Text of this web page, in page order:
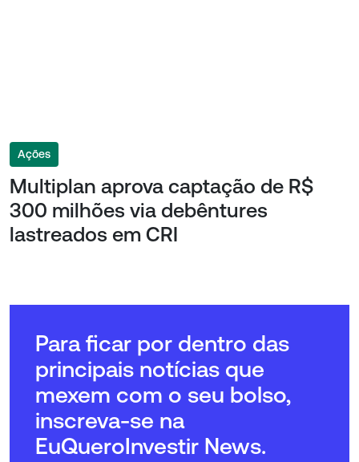
Ações
Multiplan aprova captação de R$
300 milhões via debêntures
lastreados em CRI
Para ficar por dentro das
principais notícias que
mexem com o seu bolso,
inscreva-se na
EuQueroInvestir News.